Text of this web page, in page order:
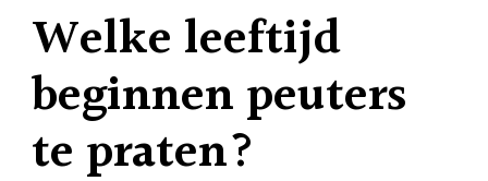
Welke leeftijd
beginnen peuters
te praten?